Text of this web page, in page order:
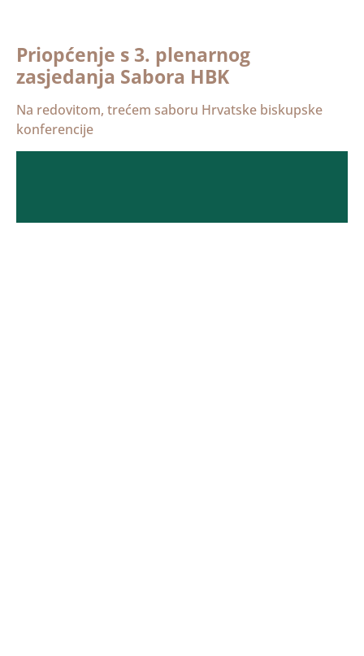
Priopćenje s 3. plenarnog
zasjedanja Sabora HBK
Na redovitom, trećem saboru Hrvatske biskupske
konferencije